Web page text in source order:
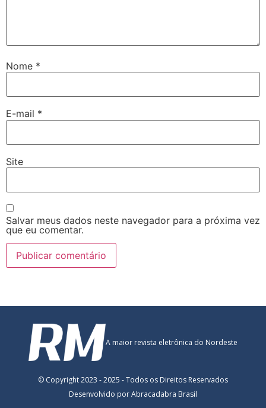
Nome *
E-mail *
Site
Salvar meus dados neste navegador para a próxima vez
que eu comentar.
A maior revista eletrônica do Nordeste
© Copyright 2023 - 2025 - Todos os Direitos Reservados
Desenvolvido por Abracadabra Brasil